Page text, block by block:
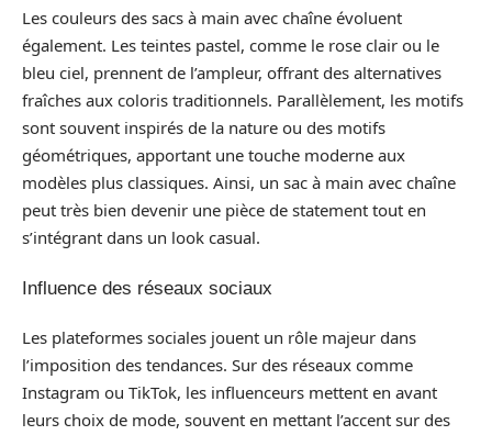
Les couleurs des sacs à main avec chaîne évoluent
également. Les teintes pastel, comme le rose clair ou le
bleu ciel, prennent de l’ampleur, offrant des alternatives
fraîches aux coloris traditionnels. Parallèlement, les motifs
sont souvent inspirés de la nature ou des motifs
géométriques, apportant une touche moderne aux
modèles plus classiques. Ainsi, un sac à main avec chaîne
peut très bien devenir une pièce de statement tout en
s’intégrant dans un look casual.
Influence des réseaux sociaux
Les plateformes sociales jouent un rôle majeur dans
l’imposition des tendances. Sur des réseaux comme
Instagram ou TikTok, les influenceurs mettent en avant
leurs choix de mode, souvent en mettant l’accent sur des